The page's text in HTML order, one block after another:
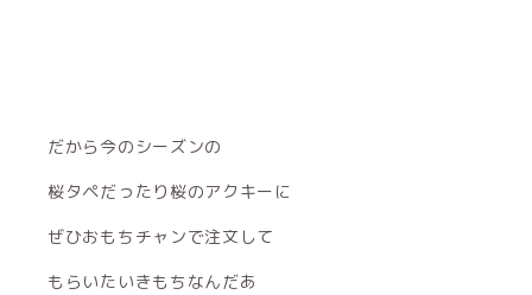
だから今のシーズンの
桜タペだったり桜のアクキーに
ぜひおもちチャンで注文して
もらいたいきもちなんだあ